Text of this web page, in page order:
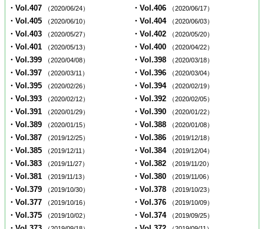
・Vol.407 （2020/06/24） ・Vol.406 （2020/06/17）
・Vol.405 （2020/06/10） ・Vol.404 （2020/06/03）
・Vol.403 （2020/05/27） ・Vol.402 （2020/05/20）
・Vol.401 （2020/05/13） ・Vol.400 （2020/04/22）
・Vol.399 （2020/04/08） ・Vol.398 （2020/03/18）
・Vol.397 （2020/03/11） ・Vol.396 （2020/03/04）
・Vol.395 （2020/02/26） ・Vol.394 （2020/02/19）
・Vol.393 （2020/02/12） ・Vol.392 （2020/02/05）
・Vol.391 （2020/01/29） ・Vol.390 （2020/01/22）
・Vol.389 （2020/01/15） ・Vol.388 （2020/01/08）
・Vol.387 （2019/12/25） ・Vol.386 （2019/12/18）
・Vol.385 （2019/12/11） ・Vol.384 （2019/12/04）
・Vol.383 （2019/11/27） ・Vol.382 （2019/11/20）
・Vol.381 （2019/11/13） ・Vol.380 （2019/11/06）
・Vol.379 （2019/10/30） ・Vol.378 （2019/10/23）
・Vol.377 （2019/10/16） ・Vol.376 （2019/10/09）
・Vol.375 （2019/10/02） ・Vol.374 （2019/09/25）